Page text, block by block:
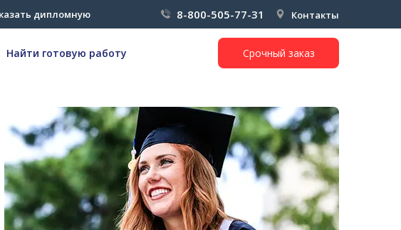
дипломную 8-800-505-77-31 Контакты
Найти готовую работу Срочный заказ